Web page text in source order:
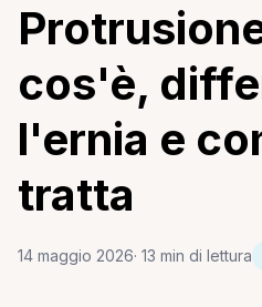
cos'è,
l'ernia e
tratta
14 maggio 2026· 13 min di lettura